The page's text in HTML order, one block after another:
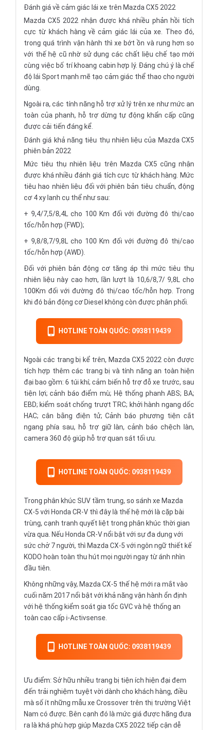
Đánh giá về cảm giác lái xe trên Mazda CX5 2022
Mazda CX5 2022 nhận được khá nhiều phản hồi tích
cực từ khách hàng về cảm giác lái của xe. Theo đó,
trong quá trình vận hành thì xe bớt ồn và rung hơn so
với thế hệ cũ nhờ sử dụng các chất liệu chế tạo mới
cùng việc bố trí khoang cabin hợp lý. Đáng chú ý là chế
độ lái Sport mạnh mẽ tạo cảm giác thể thao cho người
dùng.
Ngoài ra, các tính năng hỗ trợ xử lý trên xe như mức an
toàn của phanh, hỗ trợ dừng tự động khẩn cấp cũng
được cải tiến đáng kể.
Đánh giá khả năng tiêu thụ nhiên liệu của Mazda CX5
phiên bản 2022
Mức tiêu thụ nhiên liệu trên Mazda CX5 cũng nhận
được khá nhiều đánh giá tích cực từ khách hàng. Mức
tiêu hao nhiên liệu đối với phiên bản tiêu chuẩn, động
cơ 4 xy lanh cụ thể như sau:
+ 9,4/7,5/8,4L cho 100 Km đối với đường đô thị/cao
tốc/hỗn hợp (FWD);
+ 9,8/8,7/9,8L cho 100 Km đối với đường đô thị/cao
tốc/hỗn hợp (AWD).
Đối với phiên bản động cơ tăng áp thì mức tiêu thụ
nhiên liệu này cao hơn, lần lượt là 10,6/8,7/ 9,8L cho
100Km đối với đường đô thị/cao tốc/hỗn hợp. Trong
khi đó bản động cơ Diesel không còn được phân phối.
HOTLINE TOÀN QUỐC: 0938119439
Ngoài các trang bị kể trên, Mazda CX5 2022 còn được
tích hợp thêm các trang bị và tính năng an toàn hiện
đại bao gồm: 6 túi khí; cảm biến hỗ trợ đỗ xe trước, sau
tiện lợi; cảnh báo điểm mù; Hệ thống phanh ABS; BA;
EBD; kiểm soát chống trượt TRC; khởi hành ngang dốc
HAC; cân bằng điện tử; Cảnh báo phương tiện cắt
ngang phía sau, hỗ trợ giữ làn, cảnh báo chệch làn,
camera 360 độ giúp hỗ trợ quan sát tối ưu.
HOTLINE TOÀN QUỐC: 0938119439
Trong phân khúc SUV tầm trung, so sánh xe Mazda
CX-5 với Honda CR-V thì đây là thế hệ mới là cặp bài
trùng, cạnh tranh quyết liệt trong phân khúc thời gian
vừa qua. Nếu Honda CR-V nổi bật với sự đa dụng với
sức chở 7 người, thì Mazda CX-5 với ngôn ngữ thiết kế
KODO hoàn toàn thu hút mọi người ngay từ ánh nhìn
đầu tiên.
Không những vậy, Mazda CX-5 thế hệ mới ra mắt vào
cuối năm 2017 nổi bật với khả năng vận hành ổn định
với hệ thống kiểm soát gia tốc GVC và hệ thống an
toàn cao cấp i-Activsense.
HOTLINE TOÀN QUỐC: 0938119439
Ưu điểm: Sở hữu nhiều trang bị tiện ích hiện đại đem
đến trải nghiệm tuyệt vời dành cho khách hàng, điều
mà số ít những mẫu xe Crossover trên thị trường Việt
Nam có được. Bên cạnh đó là mức giá được hãng đưa
ra là khá phù hợp giúp Mazda CX5 2022 tiếp cận dễ